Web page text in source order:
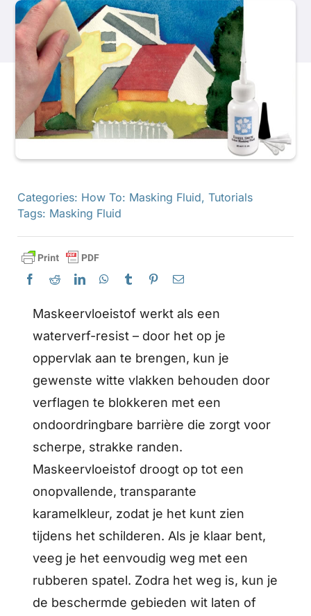
Producten
Evenementen
Blog
Vind een winkel
Neem contact met ons op
Abonneren
Categories: How To: Masking Fluid, Tutorials
Tags: Masking Fluid
Maskeervloeistof werkt als een
waterverf-resist – door het op je
oppervlak aan te brengen, kun je
gewenste witte vlakken behouden door
verflagen te blokkeren met een
ondoordringbare barrière die zorgt voor
scherpe, strakke randen.
Maskeervloeistof droogt op tot een
onopvallende, transparante
karamelkleur, zodat je het kunt zien
tijdens het schilderen. Als je klaar bent,
veeg je het eenvoudig weg met een
rubberen spatel. Zodra het weg is, kun je
de beschermde gebieden wit laten of